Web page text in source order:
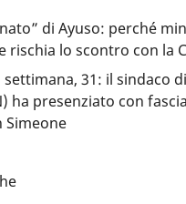
di Ayuso: perché
lo scontro con la
31: il sindaco
ha presenziato con
Simeone